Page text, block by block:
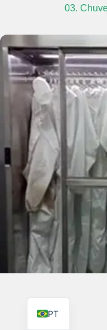
03.
PT
FR
KO
IT
RU
RO
ES
PL
TR